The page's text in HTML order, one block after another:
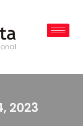
2023